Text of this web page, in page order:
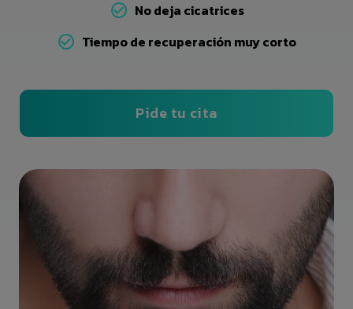
No deja cicatrices
Tiempo de recuperación muy corto
Pide tu cita